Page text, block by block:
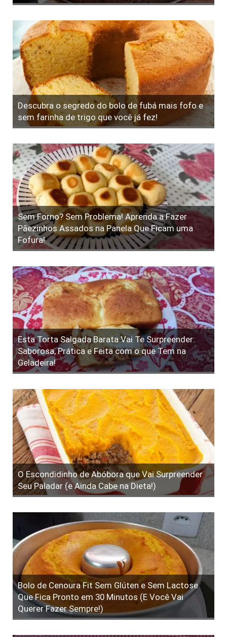
Descubra o segredo do bolo de fubá mais fofo e
sem farinha de trigo que você já fez!
Sem Forno? Sem Problema! Aprenda a Fazer
Pãezinhos Assados na Panela Que Ficam uma
Fofura!
Esta Torta Salgada Barata Vai Te Surpreender:
Saborosa, Prática e Feita com o que Tem na
Geladeira!
O Escondidinho de Abóbora que Vai Surpreender
Seu Paladar (e Ainda Cabe na Dieta!)
Bolo de Cenoura Fit Sem Glúten e Sem Lactose
Que Fica Pronto em 30 Minutos (E Você Vai
Querer Fazer Sempre!)